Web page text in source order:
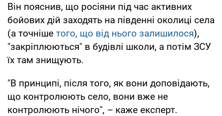
Він пояснив, що росіяни під час активних
бойових дій заходять на південні околиці села
(а точніше того, що від нього залишилося),
"закріплюються" в будівлі школи, а потім ЗСУ
їх там знищують.
"В принципі, після того, як вони доповідають,
що контролюють село, вони вже не
контролюють нічого", – каже експерт.